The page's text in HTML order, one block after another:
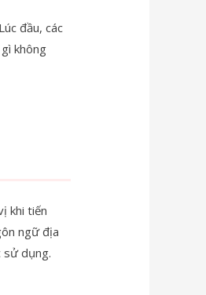
đầu, các
không
khi tiến
ngữ địa
sử dụng.